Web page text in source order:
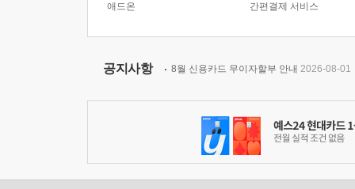
애드온
간편결제 서비스
공지사항 8월 신용카드 무이자할부 안내 2026-08-01